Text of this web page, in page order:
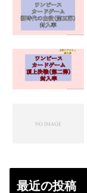
最近の投稿